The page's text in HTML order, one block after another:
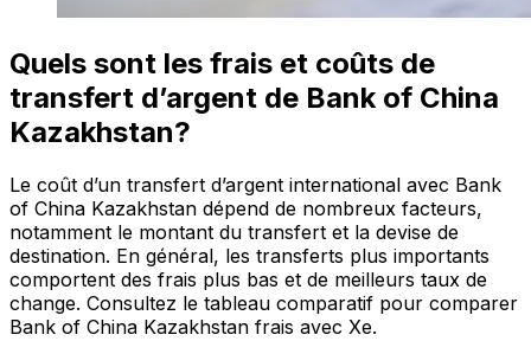
Quels sont les frais et coûts de
transfert d’argent de Bank of China
Kazakhstan?
Le coût d’un transfert d’argent international avec Bank
of China Kazakhstan dépend de nombreux facteurs,
notamment le montant du transfert et la devise de
destination. En général, les transferts plus importants
comportent des frais plus bas et de meilleurs taux de
change. Consultez le tableau comparatif pour comparer
Bank of China Kazakhstan frais avec Xe.